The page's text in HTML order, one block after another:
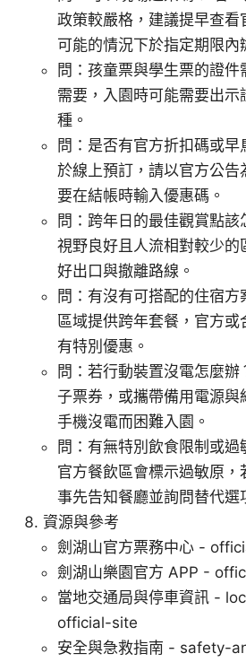
政策較嚴格，建議提早查看
可能的情況下於指定期限內
問：孩童票與學生票的證件
需要，入園時可能需要出
種。
問：是否有官方折扣碼或
於線上預訂，請以官方公告
要在結帳時輸入優惠碼。
問：跨年日的最佳觀賞點
視野良好且人流相對較少的
好出口與撤離路線。
問：有沒有可搭配的住宿
區域提供跨年套餐，官方
有特別優惠。
問：若行動裝置沒電怎麼
子票券，或攜帶備用電源與
手機沒電而困難入園。
問：有無特別飲食限制或過
官方餐飲區會標示過敏原
事先告知餐廳並詢問替代選
資源與參考
劍湖山官方票務中心 -
劍湖山樂園官方 APP -
當地交通局與停車資訊 -
official-site
安全與急救指南 - safety-